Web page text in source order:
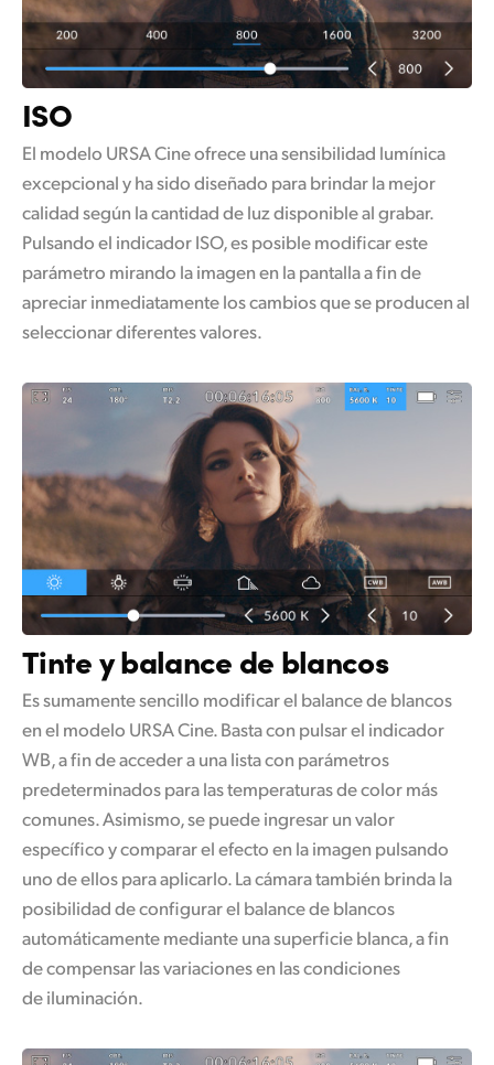
ISO
El modelo URSA Cine ofrece una sensibilidad lumínica
excepcional y ha sido diseñado para brindar la mejor
calidad según la cantidad de luz disponible al grabar.
Pulsando el indicador ISO, es posible modificar este
parámetro mirando la imagen en la pantalla a fin de
apreciar inmediatamente los cambios que se producen al
seleccionar diferentes valores.
Tinte y balance de blancos
Es sumamente sencillo modificar el balance de blancos
en el modelo URSA Cine. Basta con pulsar el indicador
WB, a fin de acceder a una lista con parámetros
predeterminados para las temperaturas de color más
comunes. Asimismo, se puede ingresar un valor
específico y comparar el efecto en la imagen pulsando
uno de ellos para aplicarlo. La cámara también brinda la
posibilidad de configurar el balance de blancos
automáticamente mediante una superficie blanca, a fin
de compensar las variaciones en las condiciones
de iluminación.